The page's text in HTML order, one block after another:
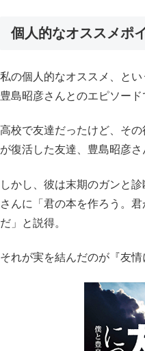
個人的なオススメポ
私の個人的なオススメ、とい
豊島昭彦さんとのエピソード
高校で友達だったけど、そ
が復活した友達、豊島昭彦さ
しかし、彼は末期のガンと
さんに「君の本を作ろう。
だ」と説得。
それが実を結んだのが『友情